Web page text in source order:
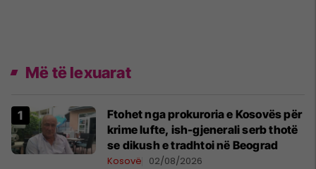
Më të lexuarat
Ftohet nga prokuroria e Kosovës për
krime lufte, ish-gjenerali serb thotë
se dikush e tradhtoi në Beograd
Kosovë 02/08/2026